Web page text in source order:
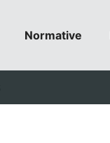
Normative